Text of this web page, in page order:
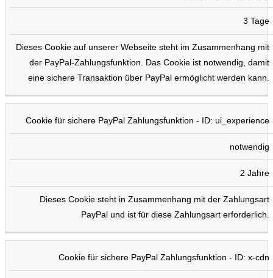
3 Tage
Dieses Cookie auf unserer Webseite steht im Zusammenhang mit
der PayPal-Zahlungsfunktion. Das Cookie ist notwendig, damit
eine sichere Transaktion über PayPal ermöglicht werden kann.
Cookie für sichere PayPal Zahlungsfunktion - ID: ui_experience
notwendig
2 Jahre
Dieses Cookie steht in Zusammenhang mit der Zahlungsart
PayPal und ist für diese Zahlungsart erforderlich.
Cookie für sichere PayPal Zahlungsfunktion - ID: x-cdn